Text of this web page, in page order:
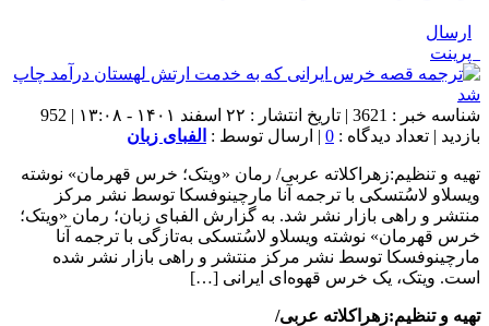
ارسال
پرینت
شناسه خبر : 3621 | تاریخ انتشار : ۲۲ اسفند ۱۴۰۱ - ۱۳:۰۸ | 952
بازدید | تعداد دیدگاه : 0 | ارسال توسط : الفبای زبان
تهیه و تنظیم:‌زهراکلاته عربی/ رمان «ویتک؛ خرس قهرمان» نوشته
ویسلاو لاسُتسکی با ترجمه آنا مارچینوفسکا توسط نشر مرکز
منتشر و راهی بازار نشر شد. به گزارش الفبای زبان؛ رمان «ویتک؛
خرس قهرمان» نوشته ویسلاو لاسُتسکی به‌تازگی با ترجمه آنا
مارچینوفسکا توسط نشر مرکز منتشر و راهی بازار نشر شده
است. ویتک، یک خرس قهوه‌ای ایرانی […]
تهیه و تنظیم:‌زهراکلاته عربی/